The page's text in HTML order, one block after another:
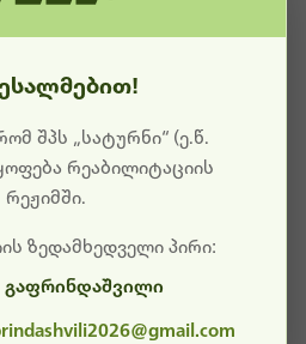
ამჟამად
განახლება და ტექნიკური
იქნება. გმადლობთ
შპს „სატურნი“ (ე.წ.
რეაბილიტაციის
რეჟიმში.
ზედამხედველი პირი:
გაფრინდაშვილი